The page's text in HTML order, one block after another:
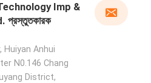
Imp &
প্রস্তুতকারক
Huiyan Anhui
N0.146 Chang
District,